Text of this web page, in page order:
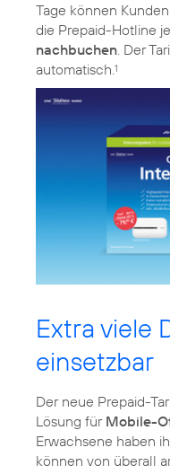
Tage können
die Prepaid-Hotline
nachbuchen. Der
automatisch.1
Extra viele
einsetzbar
Der neue Prepaid-
Lösung für Mobile-
Erwachsene haben
können von überall